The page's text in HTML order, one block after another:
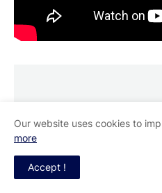
Responsive
Our website uses cookies to
more
Accept !